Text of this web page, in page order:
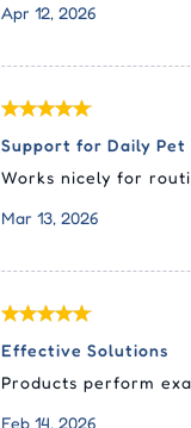
Apr 12, 2026
Support for Daily Pet
Works nicely for
Mar 13, 2026
Effective Solutions
Products perform
Feb 14, 2026